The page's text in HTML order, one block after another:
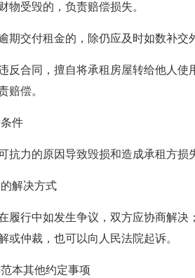
物受毁的，负责赔偿损失。
期交付租金的，除仍应及时如数补交
反合同，擅自将承租房屋转给他人
赔偿。
件
抗力的原因导致毁损和造成承租方损
解决方式
履行中如发生争议，双方应协商解
或仲裁，也可以向人民法院起诉。
本其他约定事项